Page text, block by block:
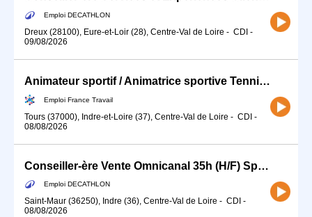
Emploi DECATHLON
Dreux (28100), Eure-et-Loir (28), Centre-Val de Loire - CDI -
09/08/2026
Animateur sportif / Animatrice sportive Tennis de table (H/F)
Emploi France Travail
Tours (37000), Indre-et-Loire (37), Centre-Val de Loire - CDI -
08/08/2026
Conseiller-ère Vente Omnicanal 35h (H/F) Sports de Montagne / Sports d'Eau
Emploi DECATHLON
Saint-Maur (36250), Indre (36), Centre-Val de Loire - CDI -
08/08/2026